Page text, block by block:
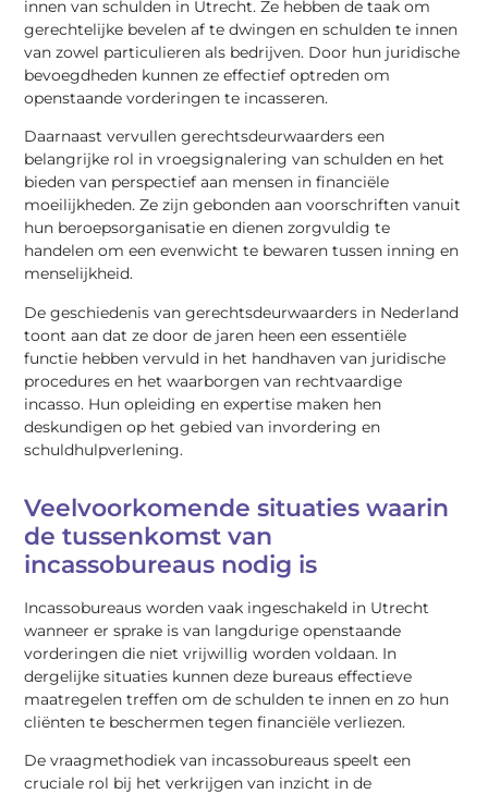
innen van schulden in Utrecht. Ze hebben de taak om
gerechtelijke bevelen af te dwingen en schulden te innen
van zowel particulieren als bedrijven. Door hun juridische
bevoegdheden kunnen ze effectief optreden om
openstaande vorderingen te incasseren.
Daarnaast vervullen gerechtsdeurwaarders een
belangrijke rol in vroegsignalering van schulden en het
bieden van perspectief aan mensen in financiële
moeilijkheden. Ze zijn gebonden aan voorschriften vanuit
hun beroepsorganisatie en dienen zorgvuldig te
handelen om een evenwicht te bewaren tussen inning en
menselijkheid.
De geschiedenis van gerechtsdeurwaarders in Nederland
toont aan dat ze door de jaren heen een essentiële
functie hebben vervuld in het handhaven van juridische
procedures en het waarborgen van rechtvaardige
incasso. Hun opleiding en expertise maken hen
deskundigen op het gebied van invordering en
schuldhulpverlening.
Veelvoorkomende situaties waarin
de tussenkomst van
incassobureaus nodig is
Incassobureaus worden vaak ingeschakeld in Utrecht
wanneer er sprake is van langdurige openstaande
vorderingen die niet vrijwillig worden voldaan. In
dergelijke situaties kunnen deze bureaus effectieve
maatregelen treffen om de schulden te innen en zo hun
cliënten te beschermen tegen financiële verliezen.
De vraagmethodiek van incassobureaus speelt een
cruciale rol bij het verkrijgen van inzicht in de